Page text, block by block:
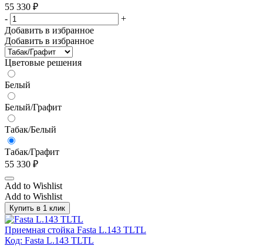
55 330 ₽
-
+
Добавить в избранное
Добавить в избранное
Цветовые решения
Белый
Белый/Графит
Табак/Белый
Табак/Графит
55 330 ₽
Add to Wishlist
Add to Wishlist
Купить в 1 клик
Приемная стойка Fasta L.143 TLTL
Код: Fasta L.143 TLTL